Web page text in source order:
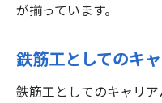
が揃っています。
鉄筋工としてのキ
鉄筋工としてのキャリ